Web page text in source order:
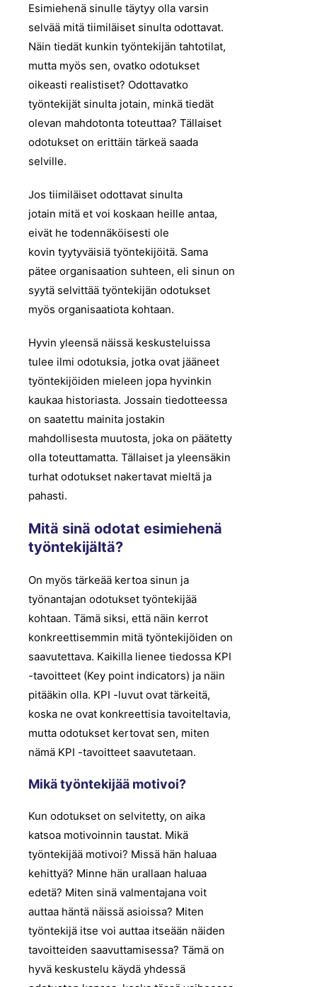
Esimiehenä sinulle täytyy olla varsin
selvää mitä tiimiläiset sinulta odottavat.
Näin tiedät kunkin työntekijän tahtotilat,
mutta myös sen, ovatko odotukset
oikeasti realistiset? Odottavatko
työntekijät sinulta jotain, minkä tiedät
olevan mahdotonta toteuttaa? Tällaiset
odotukset on erittäin tärkeä saada
selville.
Jos tiimiläiset odottavat sinulta
jotain mitä et voi koskaan heille antaa,
eivät he todennäköisesti ole
kovin tyytyväisiä työntekijöitä. Sama
pätee organisaation suhteen, eli sinun on
syytä selvittää työntekijän odotukset
myös organisaatiota kohtaan.
Hyvin yleensä näissä keskusteluissa
tulee ilmi odotuksia, jotka ovat jääneet
työntekijöiden mieleen jopa hyvinkin
kaukaa historiasta. Jossain tiedotteessa
on saatettu mainita jostakin
mahdollisesta muutosta, joka on päätetty
olla toteuttamatta. Tällaiset ja yleensäkin
turhat odotukset nakertavat mieltä ja
pahasti.
Mitä sinä odotat esimiehenä
työntekijältä?
On myös tärkeää kertoa sinun ja
työnantajan odotukset työntekijää
kohtaan. Tämä siksi, että näin kerrot
konkreettisemmin mitä työntekijöiden on
saavutettava. Kaikilla lienee tiedossa KPI
-tavoitteet (Key point indicators) ja näin
pitääkin olla. KPI -luvut ovat tärkeitä,
koska ne ovat konkreettisia tavoiteltavia,
mutta odotukset kertovat sen, miten
nämä KPI -tavoitteet saavutetaan.
Mikä työntekijää motivoi?
Kun odotukset on selvitetty, on aika
katsoa motivoinnin taustat. Mikä
työntekijää motivoi? Missä hän haluaa
kehittyä? Minne hän urallaan haluaa
edetä? Miten sinä valmentajana voit
auttaa häntä näissä asioissa? Miten
työntekijä itse voi auttaa itseään näiden
tavoitteiden saavuttamisessa? Tämä on
hyvä keskustelu käydä yhdessä